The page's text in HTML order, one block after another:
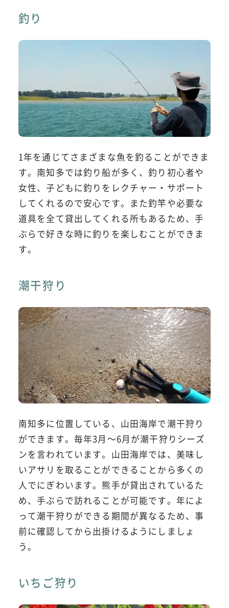
釣り
1年を通じてさまざまな魚を釣ることができま
す。南知多では釣り船が多く、釣り初心者や
女性、子どもに釣りをレクチャー・サポート
してくれるので安心です。また釣竿や必要な
道具を全て貸出してくれる所もあるため、手
ぶらで好きな時に釣りを楽しむことができま
す。
潮干狩り
南知多に位置している、山田海岸で潮干狩り
ができます。毎年3月～6月が潮干狩りシーズ
ンを言われています。山田海岸では、美味し
いアサリを取ることができることから多くの
人でにぎわいます。熊手が貸出されているた
め、手ぶらで訪れることが可能です。年によ
って潮干狩りができる期間が異なるため、事
前に確認してから出掛けるようにしましょ
う。
いちご狩り